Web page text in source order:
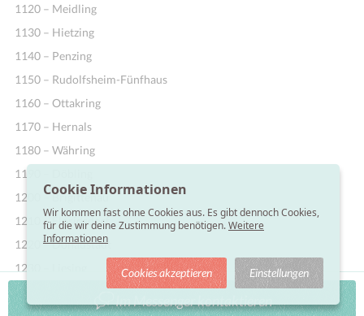
Im Messenger kontaktieren
1120 – Meidling
1130 – Hietzing
1140 – Penzing
1150 – Rudolfsheim-Fünfhaus
1160 – Ottakring
1170 – Hernals
1180 – Währing
1190 – Döbling
1200 – Brigittenau
1210 – Floridsdorf
1220 – Donaustadt
1230 – Liesing
Cookie Informationen
Wir kommen fast ohne Cookies aus. Es gibt dennoch Cookies,
für die wir deine Zustimmung benötigen.Weitere
Informationen
Cookies akzeptieren Einstellungen